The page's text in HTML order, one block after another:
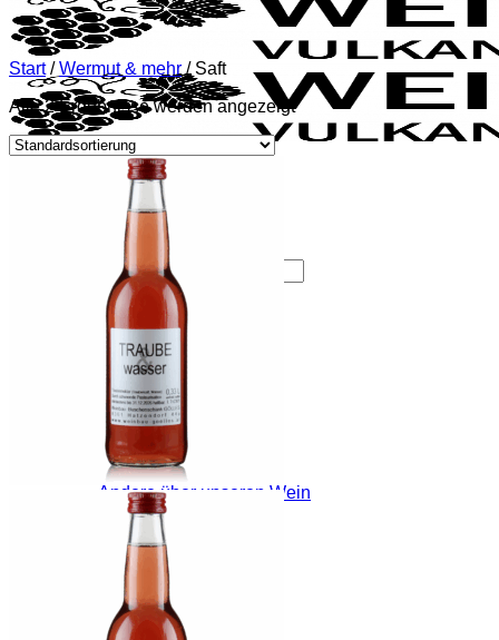
Buschenschank
Suchen
nach:
Über uns
Weinshop
Weinshop
Pakete
Weißweine
Rotweine
Wermut & mehr
Kellerschätze
Sale
Andere über unseren Wein
Bezugsquellen
Buschenschank
Buschenschank
Speisekarte
Start / Wermut & mehr /Saft
Alle 2 Ergebnisse werden angezeigt